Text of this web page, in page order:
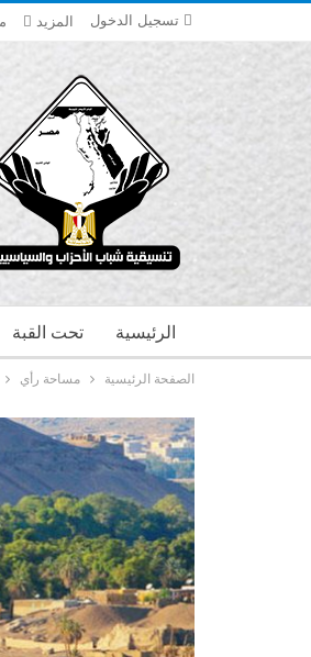
تسجيل الدخول المزيد
تحت القبة الرئيسية
الصفحة الرئيسية مساحة رأي